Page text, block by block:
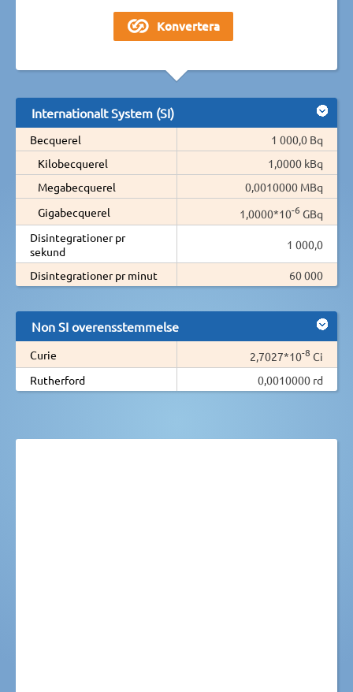
Internationalt System (SI)
Becquerel
1 000,0 Bq
Kilobecquerel
1,0000 kBq
Megabecquerel
0,0010000 MBq
Gigabecquerel
1,0000*10-6 GBq
Disintegrationer pr
sekund
1 000,0
Disintegrationer pr minut 60 000
Non SI overensstemmelse
Curie 2,7027*10-8 Ci
Rutherford
0,0010000 rd